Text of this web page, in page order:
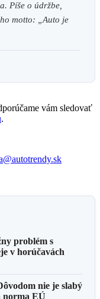
Píše o údržbe,
motto: „Auto je
vám sledovať
.
problém s
v horúčavách
nie je slabý
norma EÚ